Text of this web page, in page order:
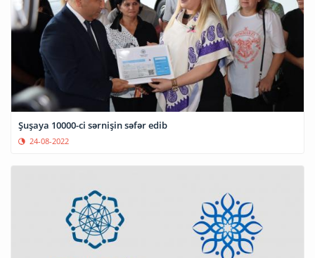
Şuşaya 10000-ci sərnişin səfər edib
24-08-2022